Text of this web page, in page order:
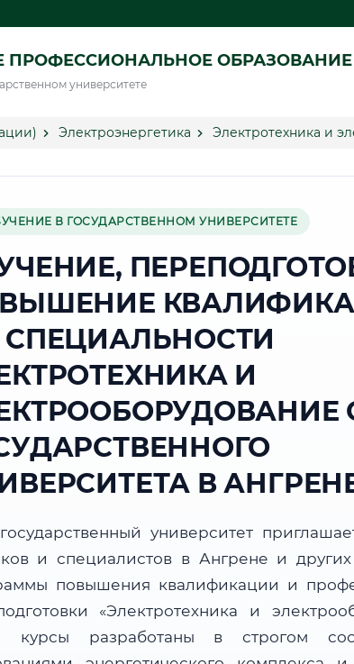
ОБРАЗОВАНИЕ
университете
Электроэнергетика Электротехника и
В ГОСУДАРСТВЕННОМ УНИВЕРСИТЕТЕ
СПЕЦИАЛЬНОСТИ
И
В
университет
и специалистов в Ангрене и
повышения квалификации и
«Электротехника и
курсы разработаны в строгом